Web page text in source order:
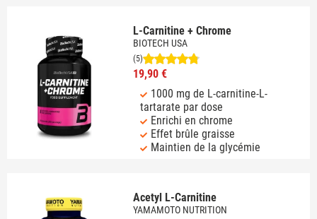
L-Carnitine + Chrome
BIOTECH USA
(5)
19,90 €
1000 mg de L-carnitine-L-
tartarate par dose
Enrichi en chrome
Effet brûle graisse
Maintien de la glycémie
Acetyl L-Carnitine
YAMAMOTO NUTRITION